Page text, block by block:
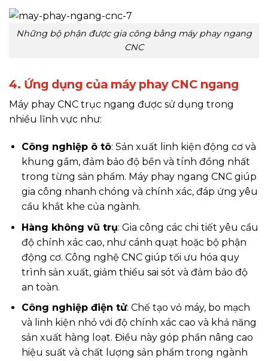
Những bộ phận được gia công bằng máy phay ngang
CNC
4. Ứng dụng của máy phay CNC ngang
Máy phay CNC trục ngang được sử dụng trong
nhiều lĩnh vực như:
Công nghiệp ô tô: Sản xuất linh kiện động cơ và
khung gầm, đảm bảo độ bền và tính đồng nhất
trong từng sản phẩm. Máy phay ngang CNC giúp
gia công nhanh chóng và chính xác, đáp ứng yêu
cầu khắt khe của ngành.
Hàng không vũ trụ: Gia công các chi tiết yêu cầu
độ chính xác cao, như cánh quạt hoặc bộ phận
động cơ. Công nghệ CNC giúp tối ưu hóa quy
trình sản xuất, giảm thiểu sai sót và đảm bảo độ
an toàn.
Công nghiệp điện tử: Chế tạo vỏ máy, bo mạch
và linh kiện nhỏ với độ chính xác cao và khả năng
sản xuất hàng loạt. Điều này góp phần nâng cao
hiệu suất và chất lượng sản phẩm trong ngành